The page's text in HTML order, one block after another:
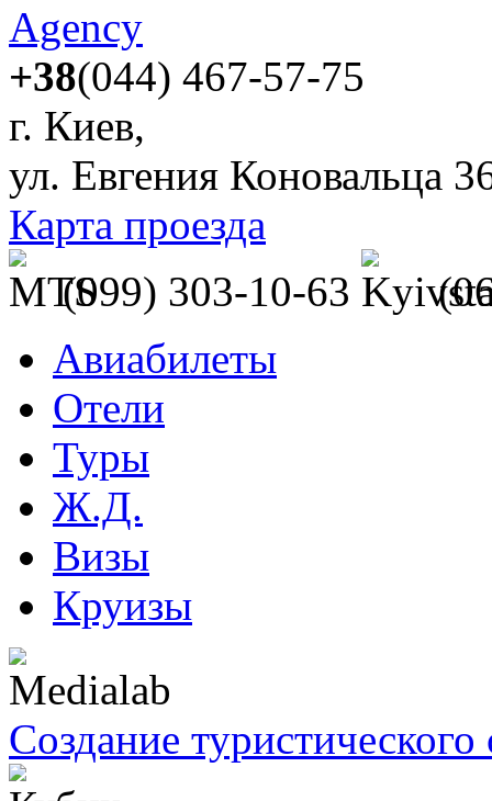
+38(044) 467-57-75
г. Киев,
ул. Евгения Коновальца
Карта проезда
(099) 303-10-63
Авиабилеты
Отели
Туры
Ж.Д.
Визы
Круизы
Создание туристического